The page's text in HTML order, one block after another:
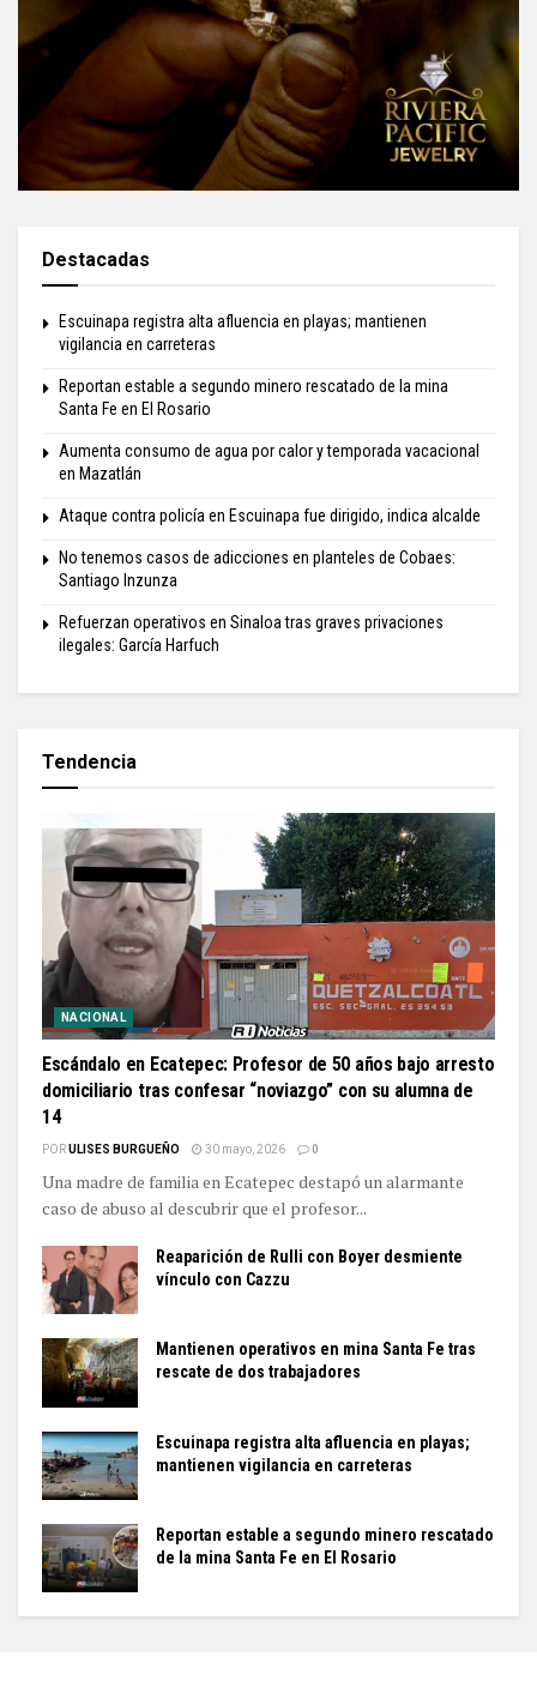
Destacadas
Escuinapa registra alta afluencia en playas; mantienen
vigilancia en carreteras
Reportan estable a segundo minero rescatado de la mina
Santa Fe en El Rosario
Aumenta consumo de agua por calor y temporada vacacional
en Mazatlán
Ataque contra policía en Escuinapa fue dirigido, indica alcalde
No tenemos casos de adicciones en planteles de Cobaes:
Santiago Inzunza
Refuerzan operativos en Sinaloa tras graves privaciones
ilegales: García Harfuch
Tendencia
NACIONAL
Escándalo en Ecatepec: Profesor de 50 años bajo arresto
domiciliario tras confesar “noviazgo” con su alumna de
14
PORULISES BURGUEÑO 30 mayo, 2026 0
Una madre de familia en Ecatepec destapó un alarmante
caso de abuso al descubrir que el profesor...
Reaparición de Rulli con Boyer desmiente
vínculo con Cazzu
Mantienen operativos en mina Santa Fe tras
rescate de dos trabajadores
Escuinapa registra alta afluencia en playas;
mantienen vigilancia en carreteras
Reportan estable a segundo minero rescatado
de la mina Santa Fe en El Rosario